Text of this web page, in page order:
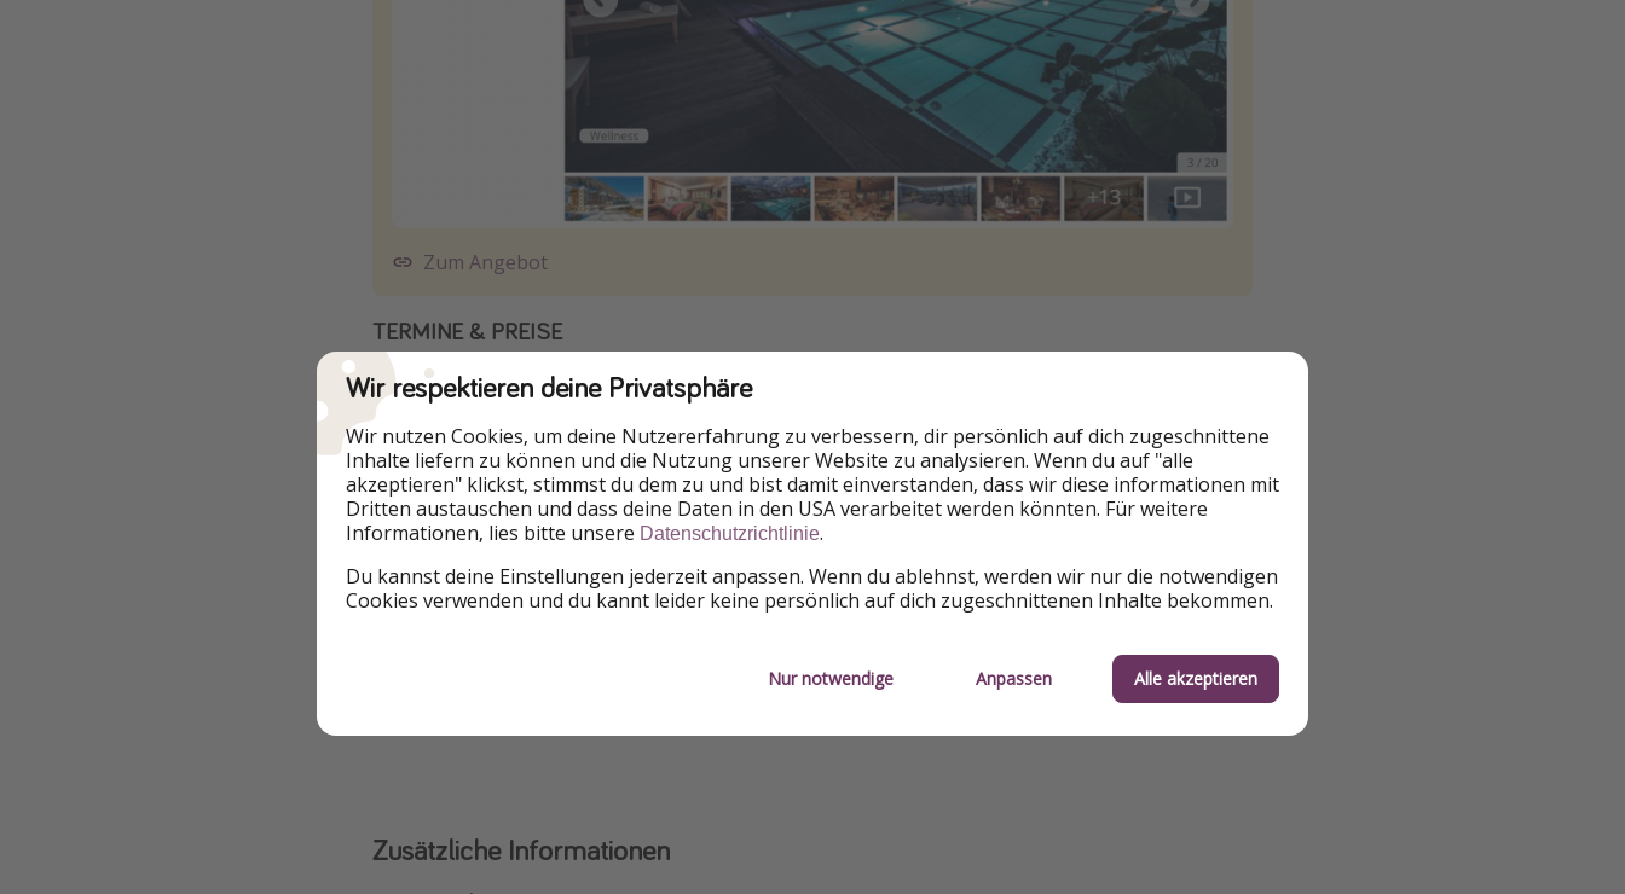
Zum Angebot
TERMINE & PREISE
Zusätzliche Informationen
Wir respektieren deine Privatsphäre
Wir nutzen Cookies, um deine Nutzererfahrung zu verbessern, dir persönlich auf dich zugeschnittene
Inhalte liefern zu können und die Nutzung unserer Website zu analysieren. Wenn du auf "alle
akzeptieren" klickst, stimmst du dem zu und bist damit einverstanden, dass wir diese informationen mit
Dritten austauschen und dass deine Daten in den USA verarbeitet werden könnten. Für weitere
Informationen, lies bitte unsere Datenschutzrichtlinie.
Du kannst deine Einstellungen jederzeit anpassen. Wenn du ablehnst, werden wir nur die notwendigen
Cookies verwenden und du kannt leider keine persönlich auf dich zugeschnittenen Inhalte bekommen.
Nur notwendige Anpassen Alle akzeptieren